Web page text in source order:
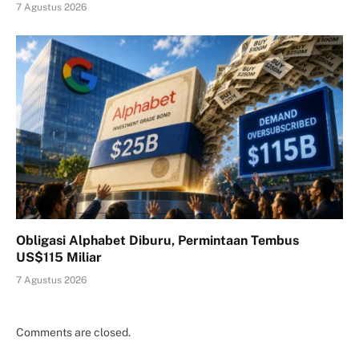
7 Agustus 2026
Obligasi Alphabet Diburu, Permintaan Tembus
US$115 Miliar
7 Agustus 2026
Comments are closed.